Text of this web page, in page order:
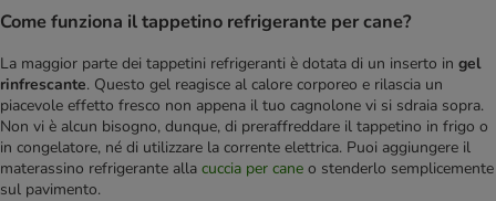
Come funziona il tappetino refrigerante per cane?
La maggior parte dei tappetini refrigeranti è dotata di un inserto in gel
rinfrescante. Questo gel reagisce al calore corporeo e rilascia un
piacevole effetto fresco non appena il tuo cagnolone vi si sdraia sopra.
Non vi è alcun bisogno, dunque, di preraffreddare il tappetino in frigo o
in congelatore, né di utilizzare la corrente elettrica. Puoi aggiungere il
materassino refrigerante alla cuccia per cane o stenderlo semplicemente
sul pavimento.